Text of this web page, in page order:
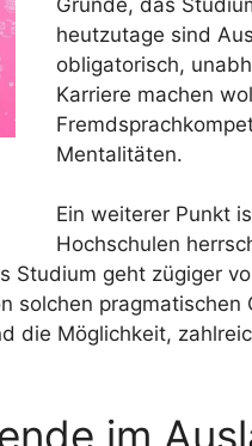
heutzutage sind
obligatorisch,
Karriere machen
Mentalitäten.
Ein weiterer Punkt
Hochschulen
Studium geht zügiger
solchen
die Möglichkeit,
im